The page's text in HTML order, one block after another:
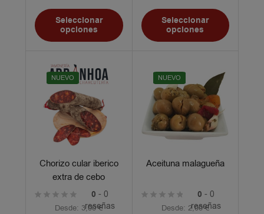
Seleccionar
opciones
Seleccionar
opciones
NUEVO
Chorizo cular iberico
extra de cebo
0 - 0
reseñas
Desde: 3,00€
NUEVO
Aceituna malagueña
0 - 0
reseñas
Desde: 2,00€